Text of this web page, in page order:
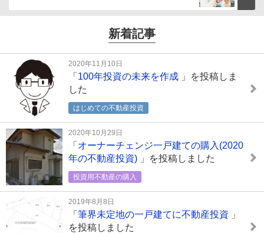
新着記事
2020年11月10日
「 100年投資の未来を作成 」を投稿しま
した
はじめての不動産投資
2020年10月29日
「 オーナーチェンジ一戸建ての購入(2020
年の不動産投資) 」を投稿しました
投資用不動産の購入
2019年8月8日
「 筆界未定地の一戸建てに不動産投資
」
を投稿しました